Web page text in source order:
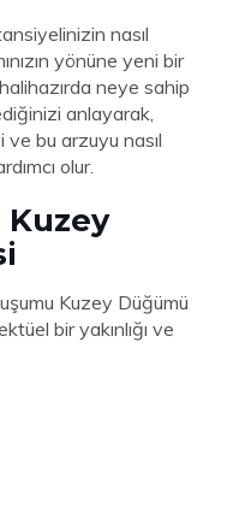
nasıl
yönüne yeni bir
neye sahip
anlayarak,
bu arzuyu nasıl
olur.
Kuzey
Kuzey Düğümü
bir yakınlığı ve